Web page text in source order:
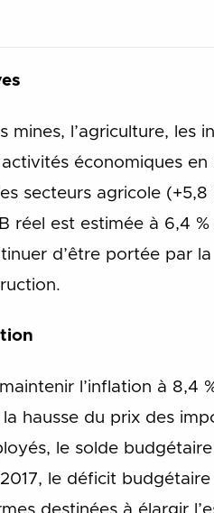
mines, l’agriculture, les
économiques
secteurs agricole (+5,8
réel est estimée à 6,4
d’être portée par
l’inflation à 8,4
hausse du prix des
le solde
le déficit
destinées à élargir